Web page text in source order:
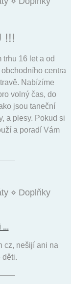
!!!
trhu 16 let a od
centra
Nabízíme
volný čas, do
jsou taneční
a plesy. Pokud si
a poradí Vám
...
cz, nešijí ani na
děti.